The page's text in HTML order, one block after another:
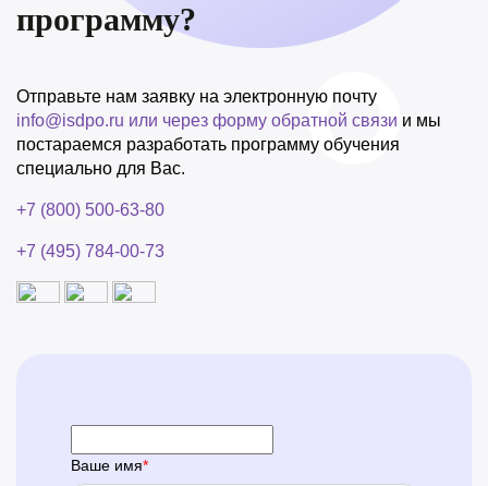
программу?
Отправьте нам заявку на электронную почту
info@isdpo.ru или через форму обратной связи и мы
постараемся разработать программу обучения
специально для Вас.
+7 (800) 500-63-80
+7 (495) 784-00-73
Ваше имя